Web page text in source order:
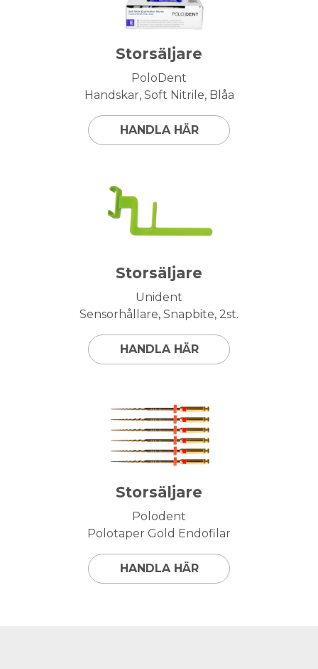
Storsäljare
PoloDent
Handskar, Soft Nitrile, Blåa
HANDLA HÄR
Storsäljare
Unident
Sensorhållare, Snapbite, 2st.
HANDLA HÄR
Storsäljare
Polodent
Polotaper Gold Endofilar
HANDLA HÄR